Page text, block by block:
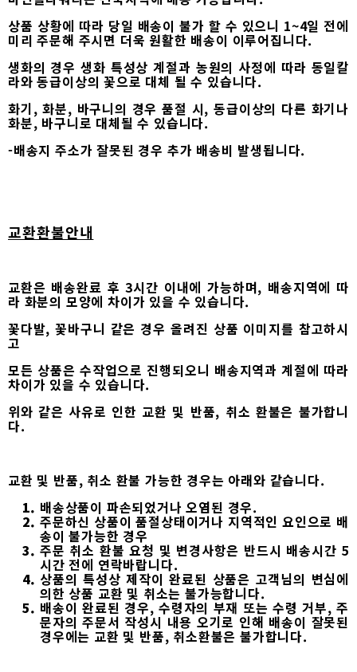
상품 상황에 따라 당일 배송이 불가 할 수 있으니 1~4일 전에
미리 주문해 주시면 더욱 원활한 배송이 이루어집니다.
생화의 경우 생화 특성상 계절과 농원의 사정에 따라 동일칼
라와 동급이상의 꽃으로 대체 될 수 있습니다.
화기, 화분, 바구니의 경우 품절 시, 동급이상의 다른 화기나
화분, 바구니로 대체될 수 있습니다.
-배송지 주소가 잘못된 경우 추가 배송비 발생됩니다.
교환환불안내
교환은 배송완료 후 3시간 이내에 가능하며, 배송지역에 따
라 화분의 모양에 차이가 있을 수 있습니다.
꽃다발, 꽃바구니 같은 경우 올려진 상품 이미지를 참고하시
고
모든 상품은 수작업으로 진행되오니 배송지역과 계절에 따라
차이가 있을 수 있습니다.
위와 같은 사유로 인한 교환 및 반품, 취소 환불은 불가합니
다.
교환 및 반품, 취소 환불 가능한 경우는 아래와 같습니다.
배송상품이 파손되었거나 오염된 경우.
주문하신 상품이 품절상태이거나 지역적인 요인으로 배
송이 불가능한 경우
주문 취소 환불 요청 및 변경사항은 반드시 배송시간 5
시간 전에 연락바랍니다.
상품의 특성상 제작이 완료된 상품은 고객님의 변심에
의한 상품 교환 및 취소는 불가능합니다.
배송이 완료된 경우, 수령자의 부재 또는 수령 거부, 주
문자의 주문서 작성시 내용 오기로 인해 배송이 잘못된
경우에는 교환 및 반품, 취소환불은 불가합니다.